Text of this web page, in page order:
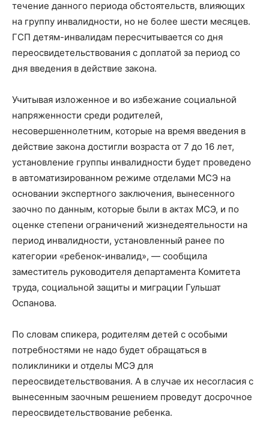
течение данного периода обстоятельств, влияющих
на группу инвалидности, но не более шести месяцев.
ГСП детям-инвалидам пересчитывается со дня
переосвидетельствования с доплатой за период со
дня введения в действие закона.
Учитывая изложенное и во избежание социальной
напряженности среди родителей,
несовершеннолетним, которые на время введения в
действие закона достигли возраста от 7 до 16 лет,
установление группы инвалидности будет проведено
в автоматизированном режиме отделами МСЭ на
основании экспертного заключения, вынесенного
заочно по данным, которые были в актах МСЭ, и по
оценке степени ограничений жизнедеятельности на
период инвалидности, установленный ранее по
категории «ребенок-инвалид», — сообщила
заместитель руководителя департамента Комитета
труда, социальной защиты и миграции Гульшат
Оспанова.
По словам спикера, родителям детей с особыми
потребностями не надо будет обращаться в
поликлиники и отделы МСЭ для
переосвидетельствования. А в случае их несогласия с
вынесенным заочным решением проведут досрочное
переосвидетельствование ребенка.